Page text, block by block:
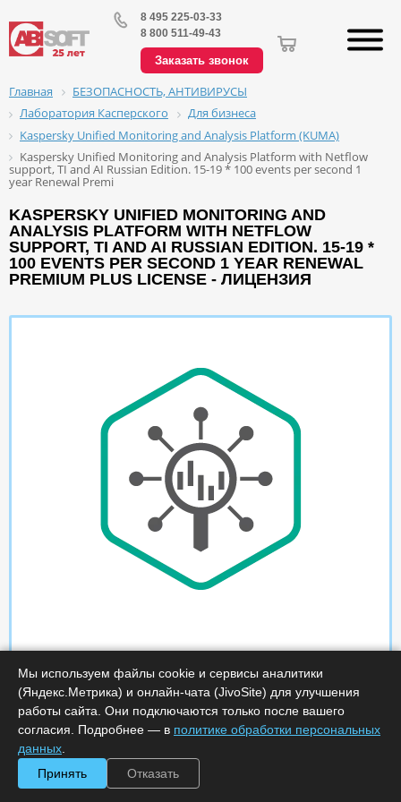
8 495 225-03-33
8 800 511-49-43
Заказать звонок
Главная
БЕЗОПАСНОСТЬ, АНТИВИРУСЫ
Лаборатория Касперского
Для бизнеса
Kaspersky Unified Monitoring and Analysis Platform (KUMA)
Kaspersky Unified Monitoring and Analysis Platform with Netflow
support, TI and AI Russian Edition. 15-19 * 100 events per second 1
year Renewal Premi
KASPERSKY UNIFIED MONITORING AND
ANALYSIS PLATFORM WITH NETFLOW
SUPPORT, TI AND AI RUSSIAN EDITION. 15-19 *
100 EVENTS PER SECOND 1 YEAR RENEWAL
PREMIUM PLUS LICENSE - ЛИЦЕНЗИЯ
Мы используем файлы cookie и сервисы аналитики
(Яндекс.Метрика) и онлайн-чата (JivoSite) для улучшения
работы сайта. Они подключаются только после вашего
согласия. Подробнее — в политике обработки персональных
данных
Принять
Отказать